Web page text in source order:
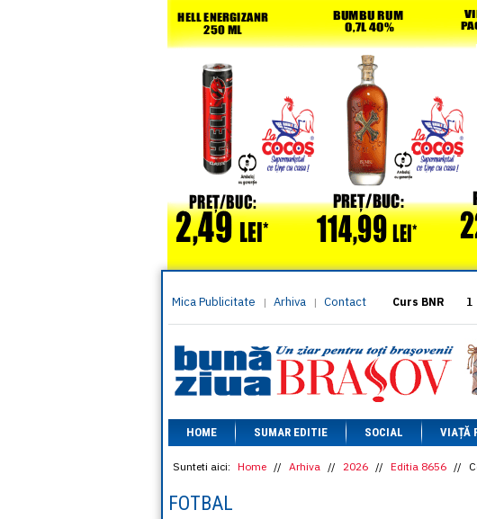
Mica Publicitate | Arhiva | Contact Curs BNR 1
1
1
1
1
1
HOME SUMAR EDITIE SOCIAL VIAȚĂ
Sunteti aici: Home // Arhiva // 2026 // Editia 8656 //
FOTBAL